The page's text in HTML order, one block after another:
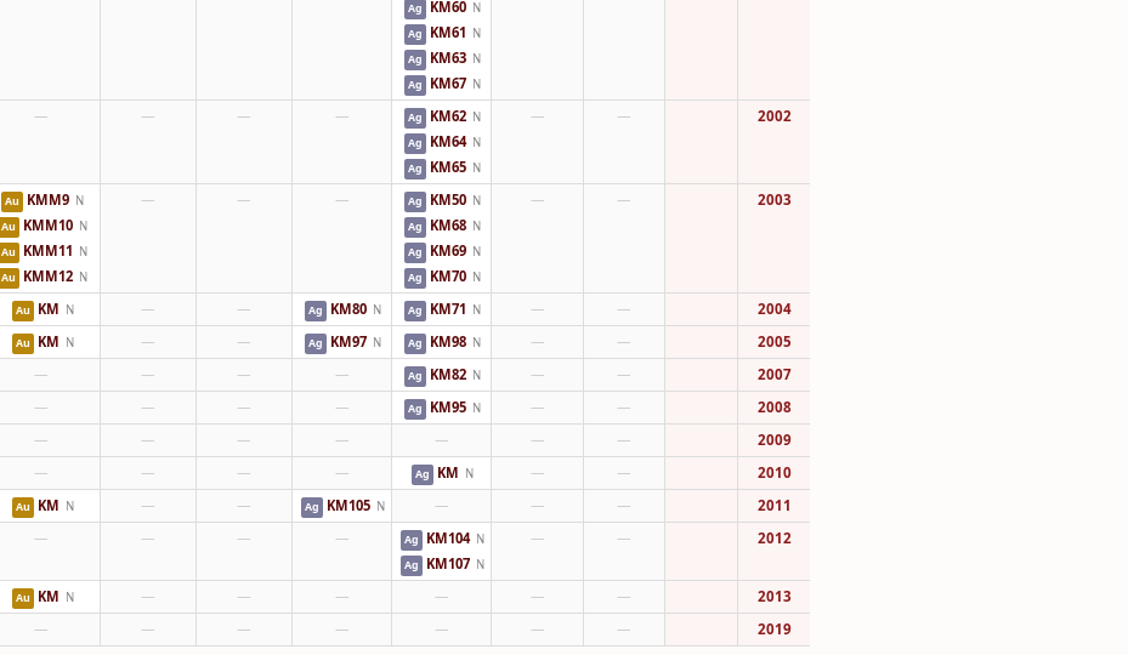
KM60 N
Ag
KM61 N
Ag
KM63 N
Ag
KM67 N
Ag
2002
—
—
KM62 N
Ag
KM64 N
Ag
KM65 N
Ag
—
—
—
—
2003
—
—
KM50 N
Ag
KM68 N
Ag
KM69 N
Ag
KM70 N
Ag
—
—
—
KMM9 N
Au
KMM10 N
Au
KMM11 N
Au
KMM12 N
Au
2004
—
—
KM71 N
Ag
KM80 N
Ag
—
—
KM N
Au
2005
—
—
KM98 N
Ag
KM97 N
Ag
—
—
KM N
Au
2007
—
—
KM82 N
Ag
—
—
—
—
2008
—
—
KM95 N
Ag
—
—
—
—
2009
—
—
—
—
—
—
—
2010
—
—
KM N
Ag
—
—
—
—
2011
—
—
—
KM105 N
Ag
—
—
KM N
Au
2012
—
—
KM104 N
Ag
KM107 N
Ag
—
—
—
—
2013
—
—
—
—
—
—
KM N
Au
2019
—
—
—
—
—
—
—